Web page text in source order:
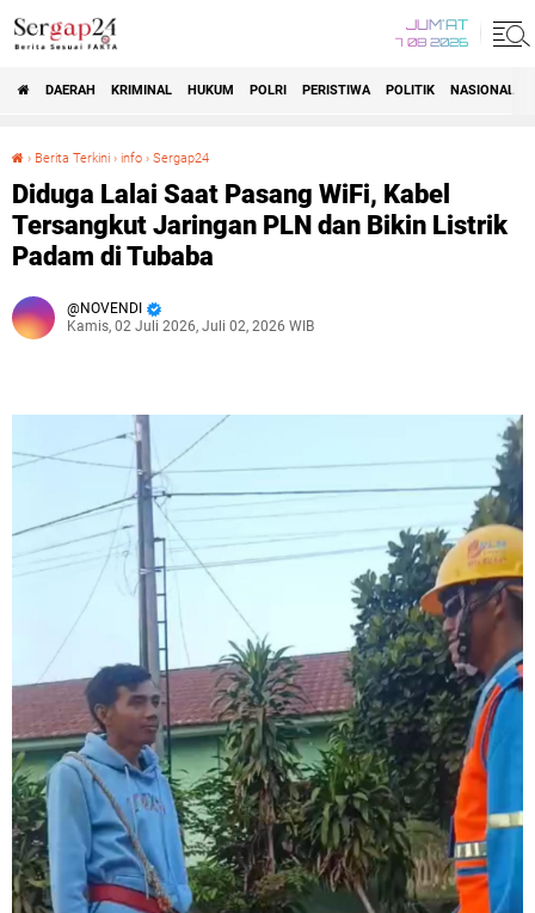
JUM'AT
7 08 2026
DAERAH KRIMINAL HUKUM POLRI PERISTIWA POLITIK NASIONAL
› Berita Terkini › info › Sergap24
Diduga Lalai Saat Pasang WiFi, Kabel
Tersangkut Jaringan PLN dan Bikin Listrik
Padam di Tubaba
NOVENDI
Kamis, 02 Juli 2026, Juli 02, 2026 WIB